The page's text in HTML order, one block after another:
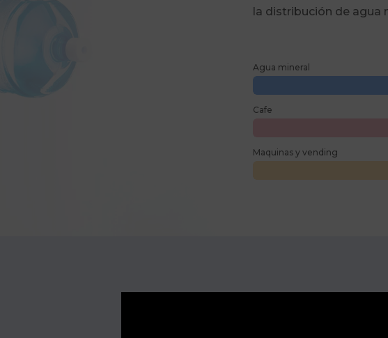
la distribución de agua
Agua mineral
Cafe
Maquinas y vending